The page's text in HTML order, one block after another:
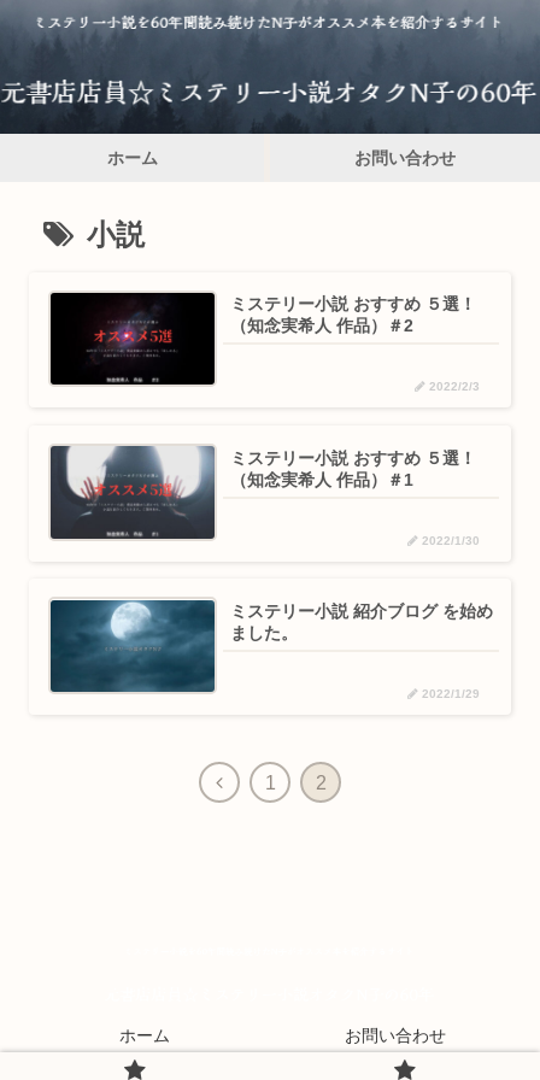
ホーム お問い合わせ
小説
ミステリー小説 おすすめ ５選！
（知念実希人 作品）＃2
2022/2/3
ミステリー小説 おすすめ ５選！
（知念実希人 作品）＃1
2022/1/30
ミステリー小説 紹介ブログ を始め
ました。
2022/1/29
1 2
ホーム お問い合わせ